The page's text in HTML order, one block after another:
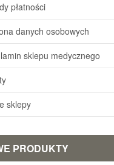
płatności
danych osobowych
sklepu medycznego
sklepy
PRODUKTY